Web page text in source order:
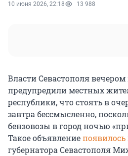
10 июня 2026, 22:18 13 988
Власти Севастополя вечером
предупредили местных
республики, что стоять в
завтра бессмысленно,
бензовозы в город ночью
Такое объявлениепоявилось
губернатора Севастополя